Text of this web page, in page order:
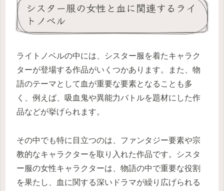
シスター服の女性と血に関連するライ
トノベル
ライトノベルの中には、シスター服を着たキャラク
ターが登場する作品がいくつかあります。また、物
語のテーマとして血が重要な要素となることも多
く、例えば、吸血鬼や異能力バトルを題材にした作
品などが挙げられます。
その中でも特に目立つのは、ファンタジー要素や宗
教的なキャラクターを取り入れた作品です。シスタ
ー服の女性キャラクターは、物語の中で重要な役割
を果たし、血に関する深いドラマが繰り広げられる